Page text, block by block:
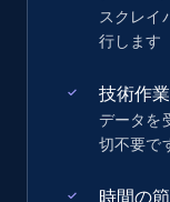
スクレイ
行します
技術作
データを
切不要で
時間の